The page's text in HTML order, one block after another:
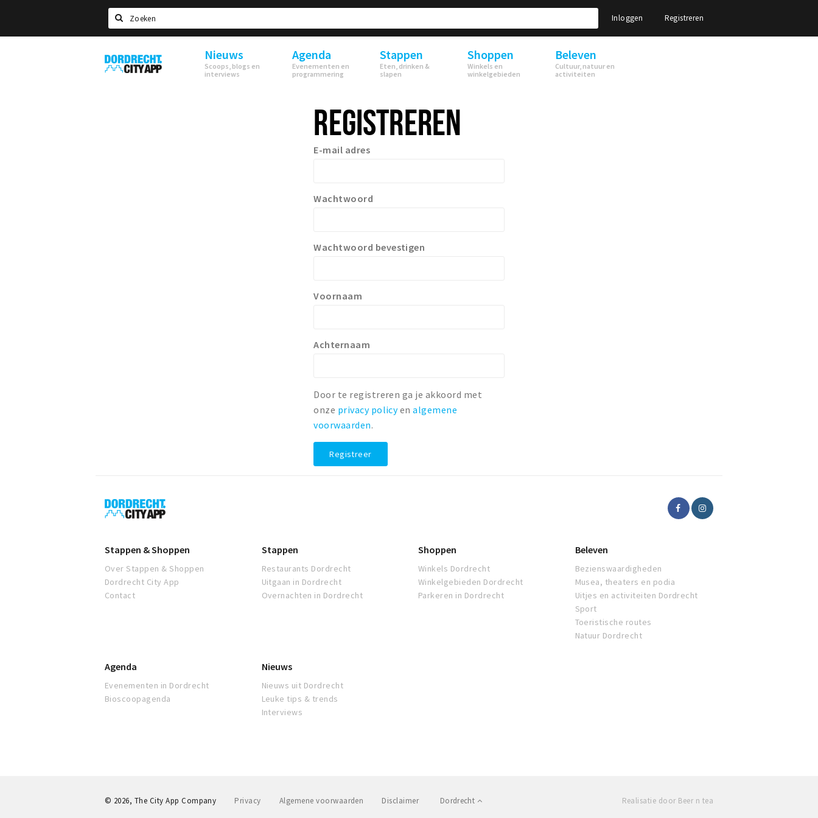
Zoeken
Inloggen Registreren
Dordrecht
City
Nieuws
Scoops, blogs en
interviews
Agenda
Evenementen en
programmering
Stappen
Eten, drinken &
slapen
Shoppen
Winkels en
winkelgebieden
Beleven
Cultuur, natuur en
activiteiten
REGISTREREN
E-mail adres
Wachtwoord
Wachtwoord bevestigen
Voornaam
Achternaam
Door te registreren ga je akkoord met
onze privacy policyenalgemene
voorwaarden.
Registreer
Dordrecht
City
Stappen & Shoppen
Over Stappen & Shoppen
Dordrecht City App
Contact
Stappen
Restaurants Dordrecht
Uitgaan in Dordrecht
Overnachten in Dordrecht
Shoppen
Winkels Dordrecht
Winkelgebieden Dordrecht
Parkeren in Dordrecht
Beleven
Bezienswaardigheden
Musea, theaters en podia
Uitjes en activiteiten Dordrecht
Sport
Toeristische routes
Natuur Dordrecht
Agenda
Evenementen in Dordrecht
Bioscoopagenda
Nieuws
Nieuws uit Dordrecht
Leuke tips & trends
Interviews
Privacy Algemene voorwaarden Disclaimer Dordrecht
© 2026, The City App Company Realisatie door Beer n tea